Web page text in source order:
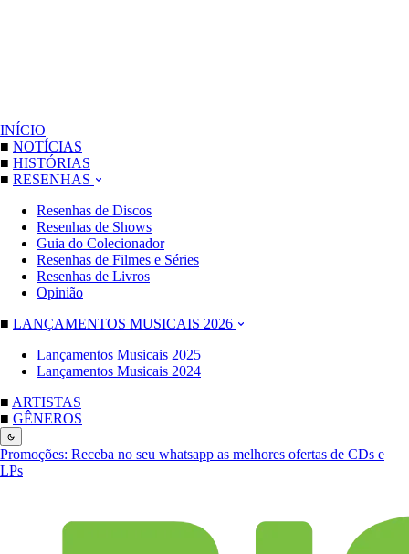
INÍCIO
■ NOTÍCIAS
■ HISTÓRIAS
■ RESENHAS
Resenhas de Discos
Resenhas de Shows
Guia do Colecionador
Resenhas de Filmes e Séries
Resenhas de Livros
Opinião
■ LANÇAMENTOS MUSICAIS 2026
Lançamentos Musicais 2025
Lançamentos Musicais 2024
■ ARTISTAS
■ GÊNEROS
Promoções: Receba no seu whatsapp as melhores ofertas de CDs e
LPs